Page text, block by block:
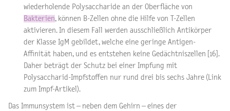
wiederholende Polysaccharide an der Oberfläche von
Bakterien, können B-Zellen ohne die Hilfe von T-Zellen
aktivieren. In diesem Fall werden ausschließlich Antikörper
der Klasse IgM gebildet, welche eine geringe Antigen-
Affinität haben, und es entstehen keine Gedächtniszellen [16].
Daher beträgt der Schutz bei einer Impfung mit
Polysaccharid-Impfstoffen nur rund drei bis sechs Jahre (Link
zum Impf-Artikel).
Das Immunsystem ist – neben dem Gehirn – eines der